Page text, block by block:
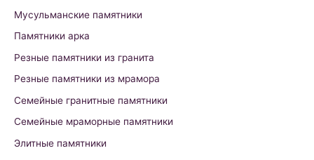
Мусульманские памятники
Памятники арка
Резные памятники из гранита
Резные памятники из мрамора
Семейные гранитные памятники
Семейные мраморные памятники
Элитные памятники